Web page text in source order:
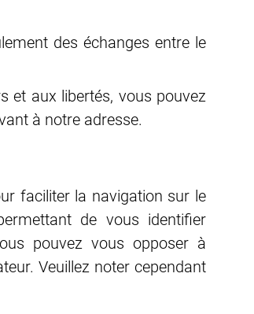
des échanges entre le
et aux libertés, vous pouvez
à notre adresse.
faciliter la navigation sur le
de vous identifier
pouvez vous opposer à
Veuillez noter cependant